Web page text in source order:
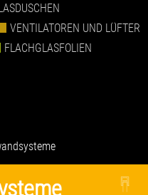
VENTILATOREN UND LÜFTER
FLACHGLASFOLIEN